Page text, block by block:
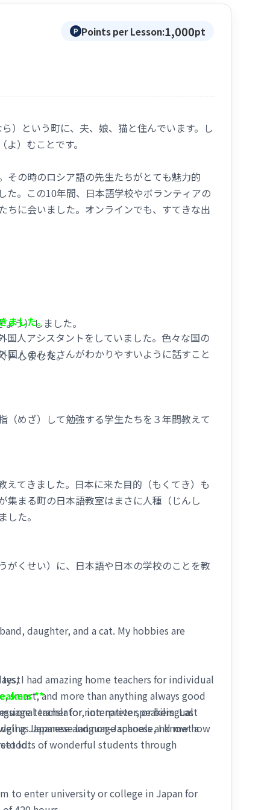
Don't worry about your Japanese skill.
lessons.
whatever you want.
please send me on
of Japanese politics, society, and culture.
and phrases.
context, comparing it with the place you are
your country and Japan
at a cram school.
local students who learn Japanese in a
company (maritime logistics industry) as sales
the world.
and “Secretary test”.
Davisに10か月間留学（りゅうがく）
好きです！
Points per Lesson:1,000pt
）という町に、夫、娘、猫と住んでいます。し
）むことです。
その時のロシア語の先生たちがとても魅力的
た。この10年間、日本語学校やボランティアの
ちに会いました。オンラインでも、すてきな出
）しました。
しました。
ました。
人アシスタントをしていました。色々な国の
国人のみなさんがわかりやすいように話すこと
めざ）して勉強する学生たちを３年間教えて
てきました。日本に来た目的（もくてき）も
集まる町の日本語教室はまさに人種（じんし
た。
くせい）に、日本語や日本の学校のことを教
daughter, and a cat. My hobbies are
I had amazing home teachers for individual
smart, and more than anything always good
teacher for non-native speakers. Last
as Japanese language schools and met a
lots of wonderful students through
test
**
translator, interpreter, or bilingual
Japanese and non-Japanese, I know how
to enter university or college in Japan for